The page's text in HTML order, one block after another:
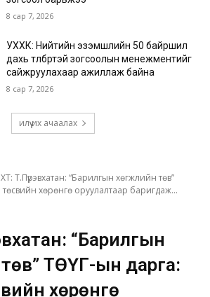
8 сар 7, 2026
УХХК: Нийтийн эзэмшлийн 50 байршил
дахь төлбөртэй зогсоолын менежментийг
сайжруулахаар ажиллаж байна
8 сар 7, 2026
илүү их ачаалах